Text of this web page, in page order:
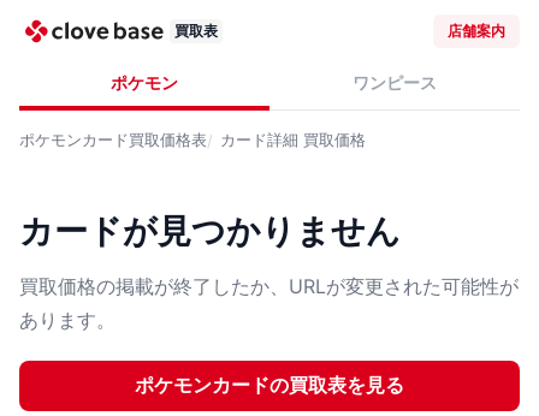
買取表 店舗案内
ポケモン ワンピース
ポケモンカード買取価格表 カード詳細 買取価格
カードが見つかりません
買取価格の掲載が終了したか、URLが変更された可能性が
あります。
ポケモンカードの買取表を見る